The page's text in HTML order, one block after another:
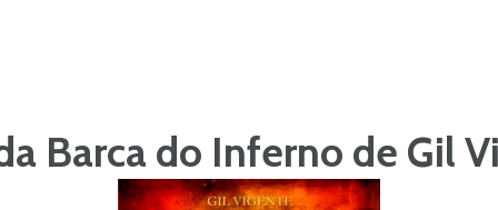
Barca do Inferno de Gil